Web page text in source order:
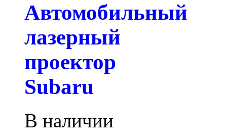
Автомобильный
лазерный
проектор
Subaru
В наличии